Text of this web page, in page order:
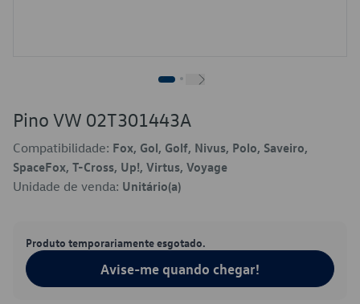
Pino VW 02T301443A
Compatibilidade: Fox, Gol, Golf, Nivus, Polo, Saveiro,
SpaceFox, T-Cross, Up!, Virtus, Voyage
Unidade de venda: Unitário(a)
Produto temporariamente esgotado.
Avise-me quando chegar!